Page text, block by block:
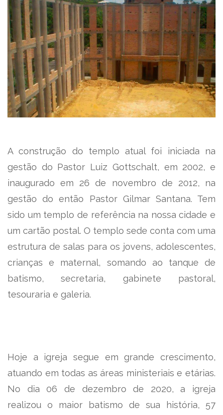
A construção do templo atual foi iniciada na
gestão do Pastor Luiz Gottschalt, em 2002, e
inaugurado em 26 de novembro de 2012, na
gestão do então Pastor Gilmar Santana. Tem
sido um templo de referência na nossa cidade e
um cartão postal. O templo sede conta com uma
estrutura de salas para os jovens, adolescentes,
crianças e maternal, somando ao tanque de
batismo, secretaria, gabinete pastoral,
tesouraria e galeria.
Hoje a igreja segue em grande crescimento,
atuando em todas as áreas ministeriais e etárias.
No dia 06 de dezembro de 2020, a igreja
realizou o maior batismo de sua história, 57